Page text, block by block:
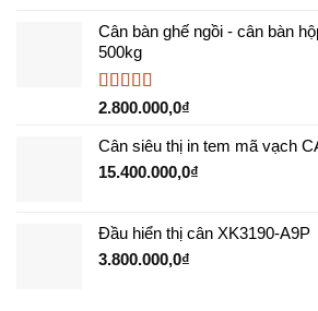
111,0₫.
là:
Cân bàn ghế ngồi - cân bàn
500kg
Được xếp
sao
2.800.000,0₫
Cân siêu thị in tem mã vạch
15.400.000,0₫
Đầu hiển thị cân XK3190-A9P
3.800.000,0₫